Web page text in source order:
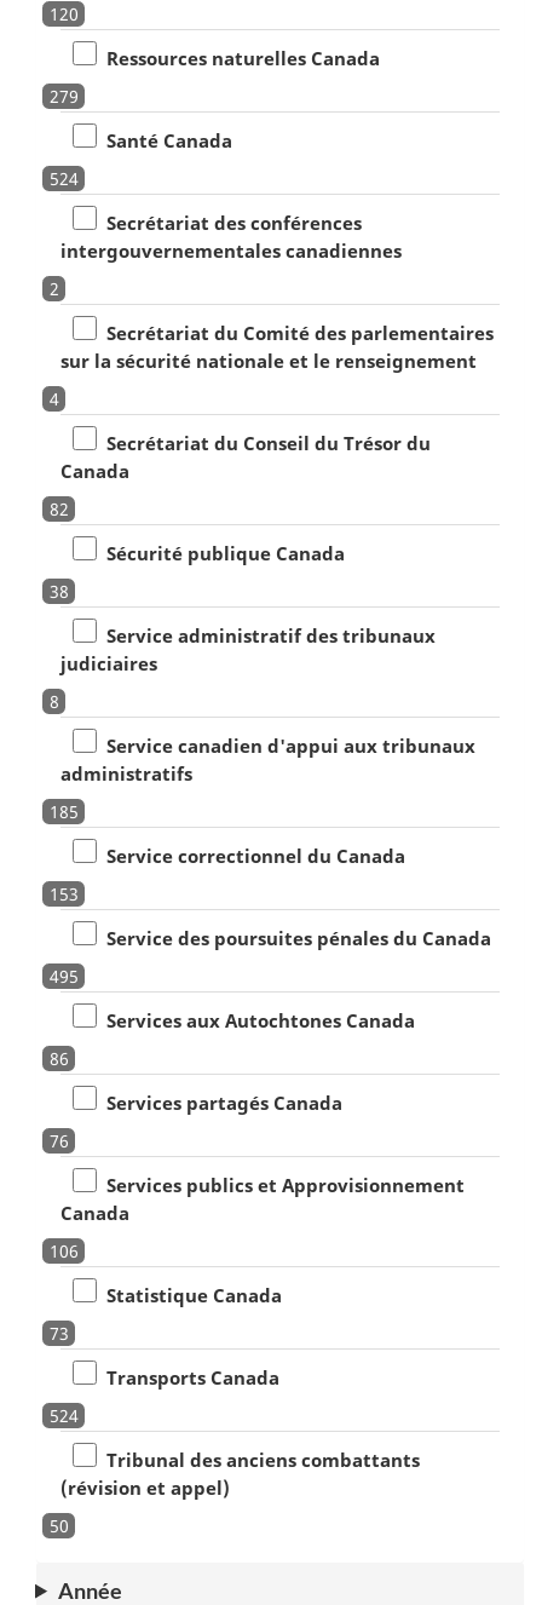
120
Ressources naturelles Canada
279
Santé Canada
524
Secrétariat des conférences
intergouvernementales canadiennes
2
Secrétariat du Comité des parlementaires
sur la sécurité nationale et le renseignement
4
Secrétariat du Conseil du Trésor du
Canada
82
Sécurité publique Canada
38
Service administratif des tribunaux
judiciaires
8
Service canadien d'appui aux tribunaux
administratifs
185
Service correctionnel du Canada
153
Service des poursuites pénales du Canada
495
Services aux Autochtones Canada
86
Services partagés Canada
76
Services publics et Approvisionnement
Canada
106
Statistique Canada
73
Transports Canada
524
Tribunal des anciens combattants
(révision et appel)
50
Année